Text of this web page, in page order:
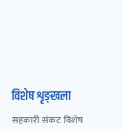
विशेष शृङ्खला
सहकारी संकट विशेष